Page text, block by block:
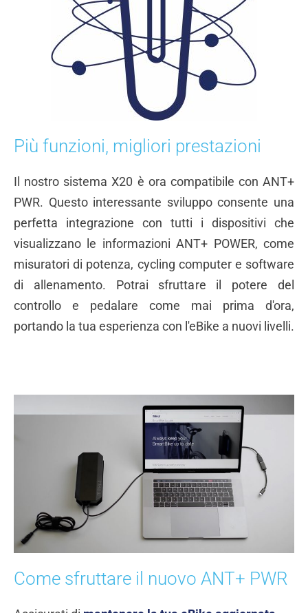
Più funzioni, migliori prestazioni
Il nostro sistema X20 è ora compatibile con ANT+
PWR. Questo interessante sviluppo consente una
perfetta integrazione con tutti i dispositivi che
visualizzano le informazioni ANT+ POWER, come
misuratori di potenza, cycling computer e software
di allenamento. Potrai sfruttare il potere del
controllo e pedalare come mai prima d'ora,
portando la tua esperienza con l'eBike a nuovi livelli.
Come sfruttare il nuovo ANT+ PWR